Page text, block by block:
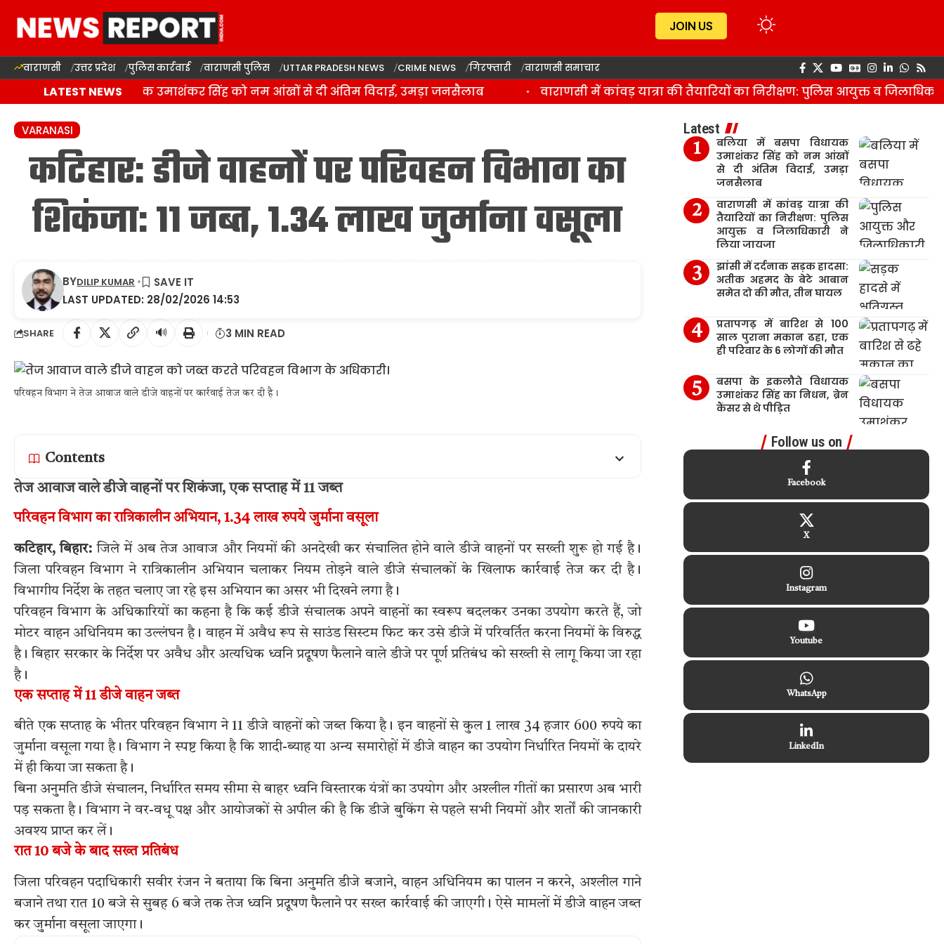
JOIN US
वाराणसी उत्तर प्रदेश पुलिस कार्रवाई वाराणसी पुलिस UTTAR PRADESH NEWS CRIME NEWS गिरफ्तारी वाराणसी समाचार
LATEST NEWS
बलिया में बसपा विधायक उमाशंकर सिंह को नम आंखों से दी अंतिम विदाई, उमड़ा जनसैलाब वाराणसी में कांवड़ यात्रा की तैयारियों का निरीक्षण: पुलिस आयुक्त व जिलाधिकारी
VARANASI
कटिहार: डीजे वाहनों पर परिवहन विभाग का
शिकंजा: 11 जब्त, 1.34 लाख जुर्माना वसूला
LAST UPDATED: 28/02/2026 14:53
BYDILIP KUMAR
SHARE 🔊 3 MIN READ
परिवहन विभाग ने तेज आवाज वाले डीजे वाहनों पर कार्रवाई तेज कर दी है।
Contents
तेज आवाज वाले डीजे वाहनों पर शिकंजा, एक सप्ताह में 11 जब्त
परिवहन विभाग का रात्रिकालीन अभियान, 1.34 लाख रुपये जुर्माना वसूला
कटिहार, बिहार: जिले में अब तेज आवाज और नियमों की अनदेखी कर संचालित होने वाले डीजे वाहनों पर सख्ती शुरू हो गई है।
जिला परिवहन विभाग ने रात्रिकालीन अभियान चलाकर नियम तोड़ने वाले डीजे संचालकों के खिलाफ कार्रवाई तेज कर दी है।
विभागीय निर्देश के तहत चलाए जा रहे इस अभियान का असर भी दिखने लगा है।
परिवहन विभाग के अधिकारियों का कहना है कि कई डीजे संचालक अपने वाहनों का स्वरूप बदलकर उनका उपयोग करते हैं, जो
मोटर वाहन अधिनियम का उल्लंघन है। वाहन में अवैध रूप से साउंड सिस्टम फिट कर उसे डीजे में परिवर्तित करना नियमों के विरुद्ध
है। बिहार सरकार के निर्देश पर अवैध और अत्यधिक ध्वनि प्रदूषण फैलाने वाले डीजे पर पूर्ण प्रतिबंध को सख्ती से लागू किया जा रहा
है।
एक सप्ताह में 11 डीजे वाहन जब्त
बीते एक सप्ताह के भीतर परिवहन विभाग ने 11 डीजे वाहनों को जब्त किया है। इन वाहनों से कुल 1 लाख 34 हजार 600 रुपये का
जुर्माना वसूला गया है। विभाग ने स्पष्ट किया है कि शादी-ब्याह या अन्य समारोहों में डीजे वाहन का उपयोग निर्धारित नियमों के दायरे
में ही किया जा सकता है।
बिना अनुमति डीजे संचालन, निर्धारित समय सीमा से बाहर ध्वनि विस्तारक यंत्रों का उपयोग और अश्लील गीतों का प्रसारण अब भारी
पड़ सकता है। विभाग ने वर-वधू पक्ष और आयोजकों से अपील की है कि डीजे बुकिंग से पहले सभी नियमों और शर्तों की जानकारी
अवश्य प्राप्त कर लें।
रात 10 बजे के बाद सख्त प्रतिबंध
जिला परिवहन पदाधिकारी सवीर रंजन ने बताया कि बिना अनुमति डीजे बजाने, वाहन अधिनियम का पालन न करने, अश्लील गाने
बजाने तथा रात 10 बजे से सुबह 6 बजे तक तेज ध्वनि प्रदूषण फैलाने पर सख्त कार्रवाई की जाएगी। ऐसे मामलों में डीजे वाहन जब्त
कर जुर्माना वसूला जाएगा।
Latest
बलिया में बसपा विधायक
उमाशंकर सिंह को नम आंखों
से दी अंतिम विदाई, उमड़ा
जनसैलाब
वाराणसी में कांवड़ यात्रा की
तैयारियों का निरीक्षण: पुलिस
आयुक्त व जिलाधिकारी ने
लिया जायजा
झांसी में दर्दनाक सड़क हादसा:
अतीक अहमद के बेटे आबान
समेत दो की मौत, तीन घायल
प्रतापगढ़ में बारिश से 100
साल पुराना मकान ढहा, एक
ही परिवार के 6 लोगों की मौत
बसपा के इकलौते विधायक
उमाशंकर सिंह का निधन, ब्रेन
कैंसर से थे पीड़ित
Follow us on
Facebook
X
Instagram
Youtube
WhatsApp
LinkedIn